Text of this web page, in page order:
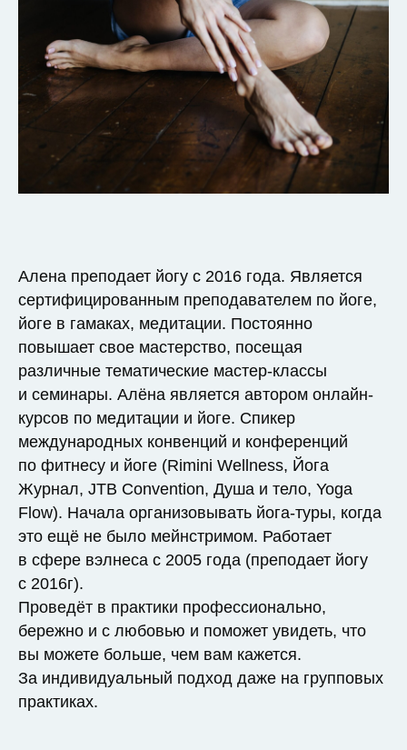
Алена преподает йогу с 2016 года. Является
сертифицированным преподавателем по йоге,
йоге в гамаках, медитации. Постоянно
повышает свое мастерство, посещая
различные тематические мастер-классы
и семинары. Алёна является автором онлайн-
курсов по медитации и йоге. Спикер
международных конвенций и конференций
по фитнесу и йоге (Rimini Wellness, Йога
Журнал, JTB Convention, Душа и тело, Yoga
Flow). Начала организовывать йога-туры, когда
это ещё не было мейнстримом. Работает
в сфере вэлнеса с 2005 года (преподает йогу
с 2016г).
Проведёт в практики профессионально,
бережно и с любовью и поможет увидеть, что
вы можете больше, чем вам кажется.
За индивидуальный подход даже на групповых
практиках.